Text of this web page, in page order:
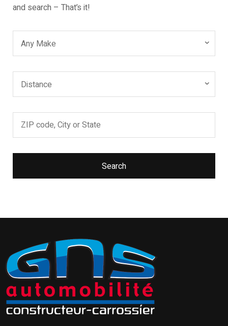
and search – That’s it!
Any Make
Distance
Search